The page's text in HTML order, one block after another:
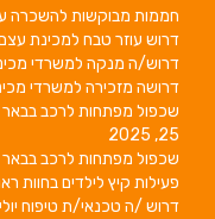
חממות מבוקשות להשכרה
דרוש עוזר טבח למכינת
דרוש/ה מנקה למשרדי
דרושה מזכירה למשרדי
שכפול מפתחות לרכב בבאר
25, 2025
שכפול מפתחות לרכב
פעילות קיץ לילדים בחוות
דרוש /ה טכנאי/ת טיפוח יולי 3, 2025